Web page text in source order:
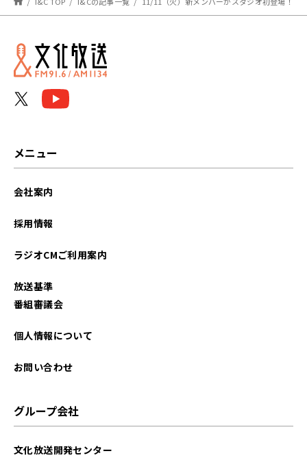
曲
メニュー
会社案内
採用情報
ラジオCMご利用案内
放送基準
番組審議会
個人情報について
お問い合わせ
グループ会社
文化放送開発センター